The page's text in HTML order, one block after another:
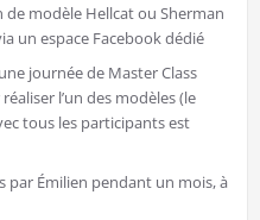
modèle Hellcat ou Sherman
un espace Facebook dédié
journée de Master Class
l’un des modèles (le
tous les participants est
par Émilien pendant un mois, à